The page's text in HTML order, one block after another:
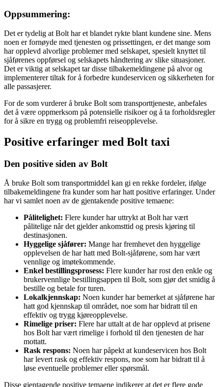
Oppsummering:
Det er tydelig at Bolt har et blandet rykte blant kundene sine. Mens
noen er fornøyde med tjenesten og prissettingen, er det mange som
har opplevd alvorlige problemer med selskapet, spesielt knyttet til
sjåførenes oppførsel og selskapets håndtering av slike situasjoner.
Det er viktig at selskapet tar disse tilbakemeldingene på alvor og
implementerer tiltak for å forbedre kundeservicen og sikkerheten for
alle passasjerer.
For de som vurderer å bruke Bolt som transporttjeneste, anbefales
det å være oppmerksom på potensielle risikoer og å ta forholdsregler
for å sikre en trygg og problemfri reiseopplevelse.
Positive erfaringer med Bolt taxi
Den positive siden av Bolt
Å bruke Bolt som transportmiddel kan gi en rekke fordeler, ifølge
tilbakemeldingene fra kunder som har hatt positive erfaringer. Under
har vi samlet noen av de gjentakende positive temaene:
Pålitelighet: Flere kunder har uttrykt at Bolt har vært
pålitelige når det gjelder ankomsttid og presis kjøring til
destinasjonen.
Hyggelige sjåfører: Mange har fremhevet den hyggelige
opplevelsen de har hatt med Bolt-sjåførene, som har vært
vennlige og imøtekommende.
Enkel bestillingsprosess: Flere kunder har rost den enkle og
brukervennlige bestillingsappen til Bolt, som gjør det smidig å
bestille og betale for turen.
Lokalkjennskap: Noen kunder har bemerket at sjåførene har
hatt god kjennskap til området, noe som har bidratt til en
effektiv og trygg kjøreopplevelse.
Rimelige priser: Flere har uttalt at de har opplevd at prisene
hos Bolt har vært rimelige i forhold til den tjenesten de har
mottatt.
Rask respons: Noen har påpekt at kundeservicen hos Bolt
har levert rask og effektiv respons, noe som har bidratt til å
løse eventuelle problemer eller spørsmål.
Disse gjentagende positive temaene indikerer at det er flere gode